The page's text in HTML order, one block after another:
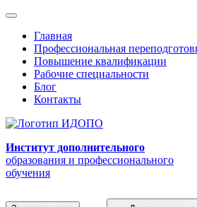
Главная
Профессиональная
Повышение квалификации
Рабочие специальности
Блог
Контакты
Институт дополнительного
образования и профессионального
обучения